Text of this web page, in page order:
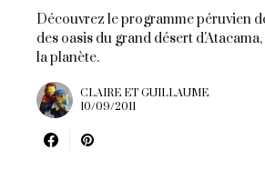
Découvrez le programme péruvien
des oasis du grand désert
la planète.
CLAIRE ET GUILLAUME
10/09/2011